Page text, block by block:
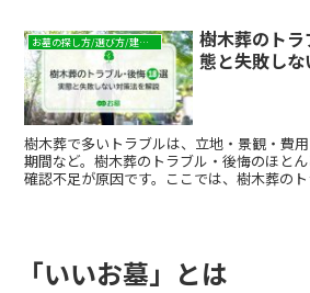
ぜひ参考にしてみてください。
お墓の探し方/選び方/建て方
樹木葬のト
態と失敗し
樹木葬で多いトラブルは、立地・景観・費
期間など。樹木葬のトラブル・後悔のほと
確認不足が原因です。ここでは、樹木葬の
「いいお墓」とは